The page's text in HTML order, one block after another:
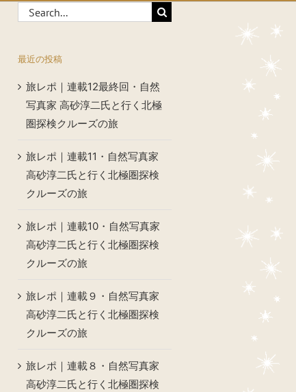
Search
for:
最近の投稿
旅レポ｜連載12最終回・自然
写真家 高砂淳二氏と行く北極
圏探検クルーズの旅
旅レポ｜連載11・自然写真家
高砂淳二氏と行く北極圏探検
クルーズの旅
旅レポ｜連載10・自然写真家
高砂淳二氏と行く北極圏探検
クルーズの旅
旅レポ｜連載９・自然写真家
高砂淳二氏と行く北極圏探検
クルーズの旅
旅レポ｜連載８・自然写真家
高砂淳二氏と行く北極圏探検